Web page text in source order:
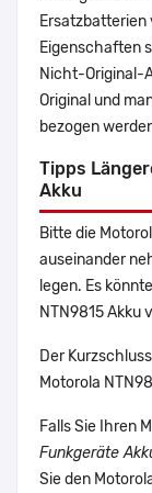
Ersatzbatterien
Eigenschaften
Nicht-Original-
Original und
bezogen
Tipps
Akku
Bitte die
auseinander
legen. Es
NTN9815 Akku
Der
Motorola
Falls Sie Ihren
Funkgeräte
Sie den